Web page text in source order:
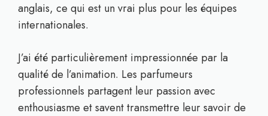
anglais, ce qui est un vrai plus pour les équipes
internationales.
J’ai été particulièrement impressionnée par la
qualité de l’animation. Les parfumeurs
professionnels partagent leur passion avec
enthousiasme et savent transmettre leur savoir de